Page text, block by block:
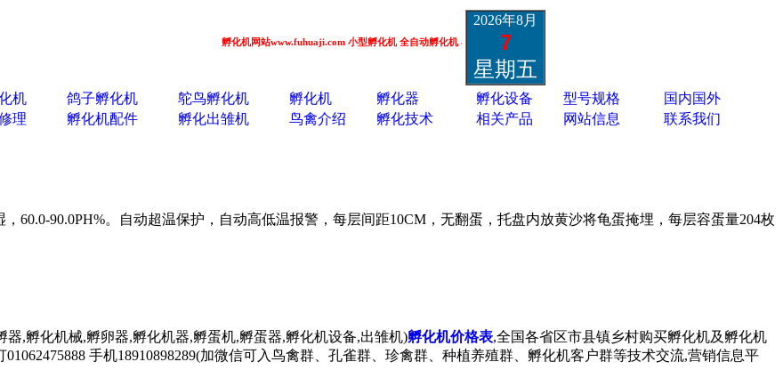
孵化机网站www.fuhuaji.com 小型孵化机 全自动孵化机 小鸡鸭鹅孔雀孵化机 鸵鸟黑天鹅孵化机 蛋类胚胎疫苗孵化机 13801337988
2026年8月
7
星期五
机 鸽子孵化机 鸵鸟孵化机 孵化机 孵化器 孵化设备 型号规格
国内国外
理 孵化机配件 孵化出雏机 鸟禽介绍 孵化技术 相关产品 网站信息 联系我们
60.0-90.0PH%。自动超温保护，自动高低温报警，每层间距10CM ，无翻蛋，托盘内放黄沙将龟蛋掩埋，每层容蛋量204枚
,孵化机械,孵卵器,孵化机器,孵蛋机,孵蛋器,孵化机设备,出雏机)孵化机价格表,全国各省区市县镇乡村购买孵化机及孵化机
手机18910898289(加微信可入鸟禽群、孔雀群、珍禽群、种植养殖群、孵化机客户群等技术交流,营销信息平